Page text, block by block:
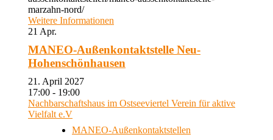
marzahn-nord/
Weitere Informationen
21 Apr.
MANEO-Außenkontaktstelle Neu-
Hohenschönhausen
21. April 2027
17:00 - 19:00
Nachbarschaftshaus im Ostseeviertel Verein für aktive
Vielfalt e.V
MANEO-Außenkontaktstellen